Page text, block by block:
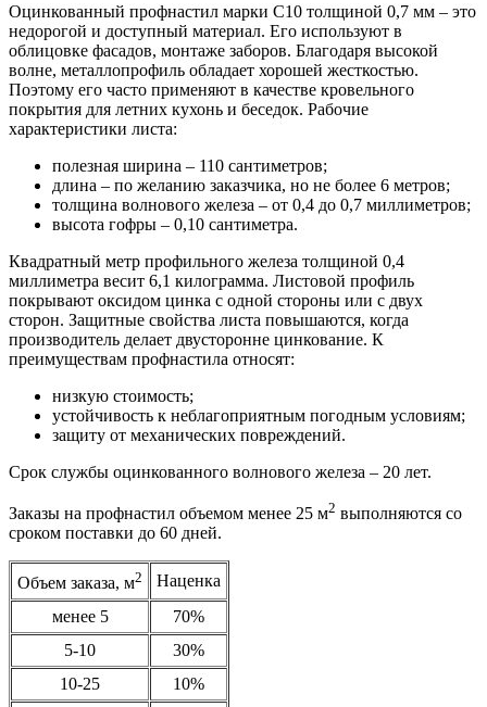
Оцинкованный профнастил марки С10 толщиной 0,7 мм – это
недорогой и доступный материал. Его используют в
облицовке фасадов, монтаже заборов. Благодаря высокой
волне, металлопрофиль обладает хорошей жесткостью.
Поэтому его часто применяют в качестве кровельного
покрытия для летних кухонь и беседок. Рабочие
характеристики листа:
полезная ширина – 110 сантиметров;
длина – по желанию заказчика, но не более 6 метров;
толщина волнового железа – от 0,4 до 0,7 миллиметров;
высота гофры – 0,10 сантиметра.
Квадратный метр профильного железа толщиной 0,4
миллиметра весит 6,1 килограмма. Листовой профиль
покрывают оксидом цинка с одной стороны или с двух
сторон. Защитные свойства листа повышаются, когда
производитель делает двусторонне цинкование. К
преимуществам профнастила относят:
низкую стоимость;
устойчивость к неблагоприятным погодным условиям;
защиту от механических повреждений.
Срок службы оцинкованного волнового железа – 20 лет.
Заказы на профнастил объемом менее 25 м2 выполняются со
сроком поставки до 60 дней.
Объем заказа, м2
Наценка
менее 5
70%
5-10
30%
10-25
10%